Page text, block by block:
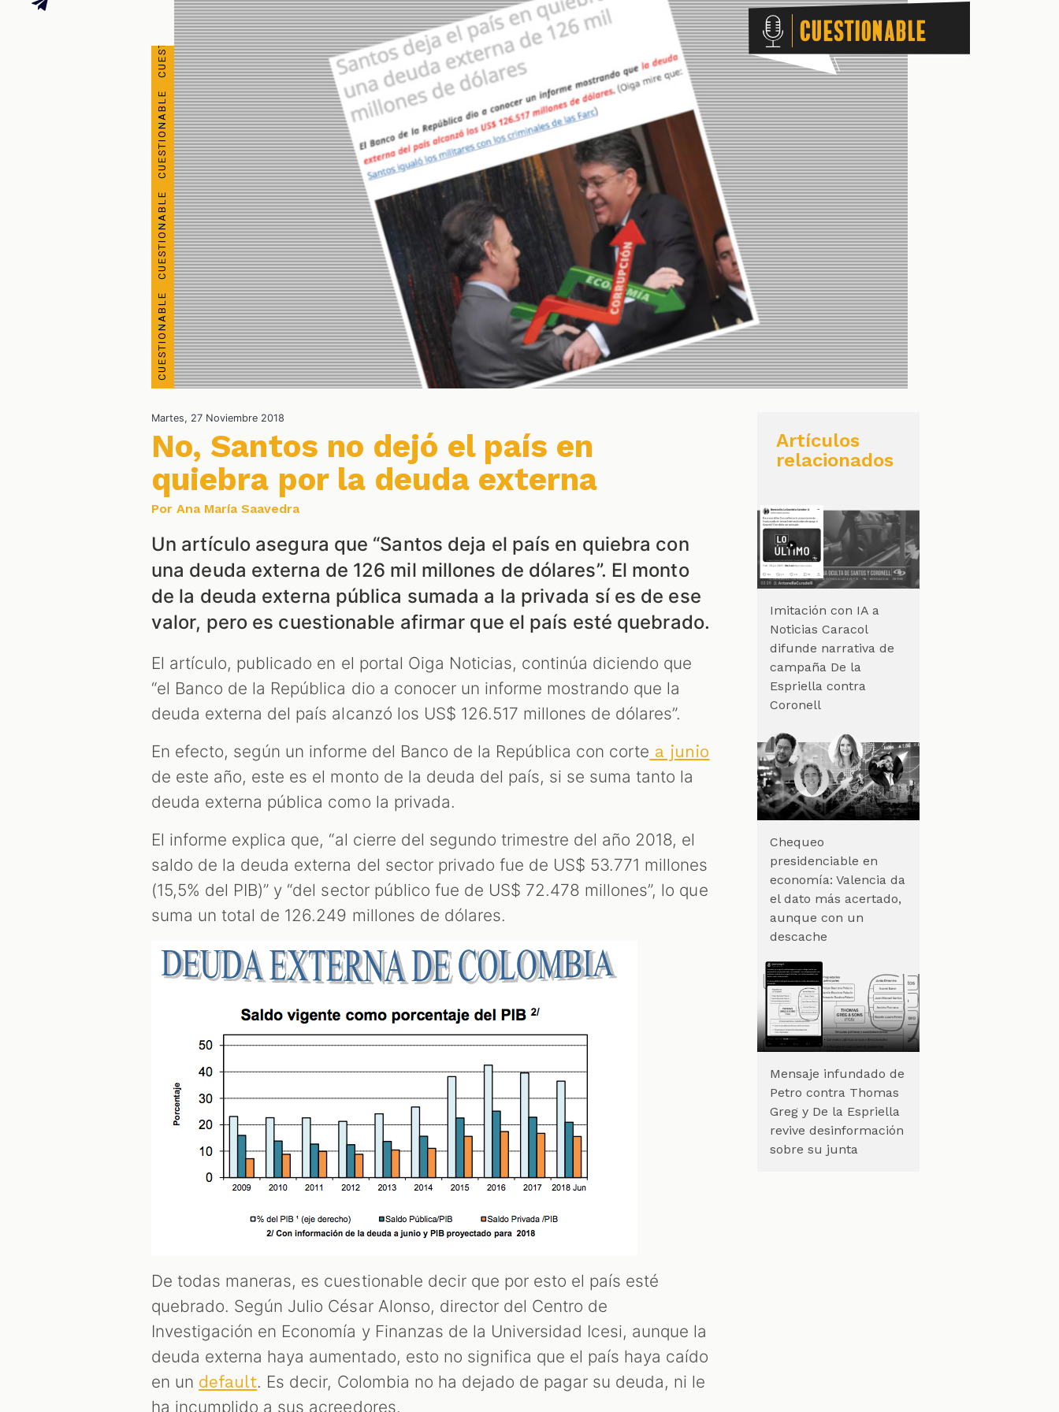
Cuestionable
Martes, 27 Noviembre 2018
No, Santos no dejó el país en
quiebra por la deuda externa
Por Ana María Saavedra
Un artículo asegura que “Santos deja el país en quiebra con
una deuda externa de 126 mil millones de dólares”. El monto
de la deuda externa pública sumada a la privada sí es de ese
valor, pero es cuestionable afirmar que el país esté quebrado.
El artículo, publicado en el portal Oiga Noticias, continúa diciendo que
“el Banco de la República dio a conocer un informe mostrando que la
deuda externa del país alcanzó los US$ 126.517 millones de dólares”.
En efecto, según un informe del Banco de la República con corte a junio
de este año, este es el monto de la deuda del país, si se suma tanto la
deuda externa pública como la privada.
El informe explica que, “al cierre del segundo trimestre del año 2018, el
saldo de la deuda externa del sector privado fue de US$ 53.771 millones
(15,5% del PIB)” y “del sector público fue de US$ 72.478 millones”, lo que
suma un total de 126.249 millones de dólares.
De todas maneras, es cuestionable decir que por esto el país esté
quebrado. Según Julio César Alonso, director del Centro de
Investigación en Economía y Finanzas de la Universidad Icesi, aunque la
deuda externa haya aumentado, esto no significa que el país haya caído
en un default. Es decir, Colombia no ha dejado de pagar su deuda, ni le
ha incumplido a sus acreedores.
Artículos
relacionados
Imitación con IA a
Noticias Caracol
difunde narrativa de
campaña De la
Espriella contra
Coronell
Chequeo
presidenciable en
economía: Valencia da
el dato más acertado,
aunque con un
descache
Mensaje infundado de
Petro contra Thomas
Greg y De la Espriella
revive desinformación
sobre su junta